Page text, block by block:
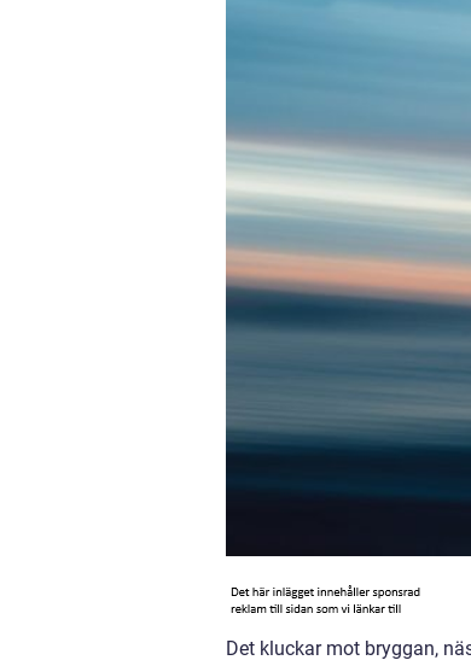
Det kluckar mot bryggan,